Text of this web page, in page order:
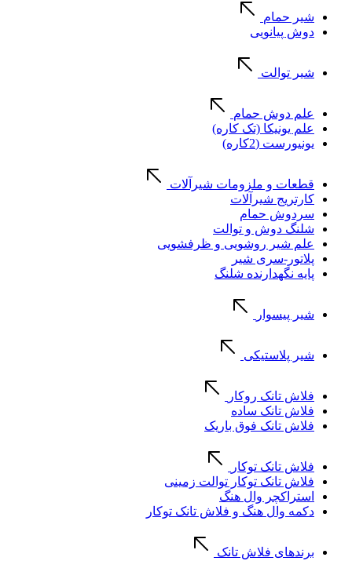
شیر حمام
دوش پیانویی
شیر توالت
علم دوش حمام
علم یونیکا (تک کاره)
یونیورست (2کاره)
قطعات و ملزومات شیرآلات
کارتریج شیرآلات
سردوش حمام
شلنگ دوش و توالت
علم شیر روشویی و ظرفشویی
پلاتور-سری شیر
پایه نگهدارنده شلنگ
شیر پیسوار
شیر پلاستیکی
فلاش تانک روکار
فلاش تانک ساده
فلاش تانک فوق باریک
فلاش تانک توکار
فلاش تانک توکار توالت زمینی
استراکچر وال هنگ
دکمه وال هنگ و فلاش تانک توکار
برندهای فلاش تانک